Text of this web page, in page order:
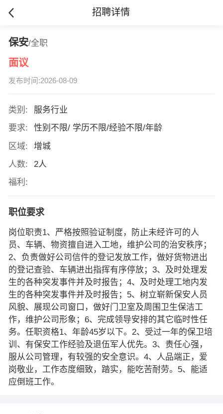
招聘详情
保安/全职
面议
发布时间:2026-08-09
类别:
服务行业
要求:
性别不限/ 学历不限/经验不限/年龄
区域:
增城
人数:
2人
福利:
职位要求
岗位职责1、严格按照验证制度，防止未经许可的人
员、车辆、物资擅自进入工地，维护公司的治安秩序；
2、负责做好公司信件的登记发放工作，做好货物进出
的登记查验、车辆进出指挥有序停放；3、及时处理发
生的各种突发事件并及时报告；4、及时处理工地内发
生的各种突发事件并及时报告；5、树立崭新保安人员
风貌、展现公司窗口，做好门卫室及周围卫生保洁工
作，维护公司形象；6、完成领导安排的其它临时性任
务。任职资格1、年龄45岁以下。2、受过一年的保卫培
训、有保安工作经验及退伍军人优先。3、责任心强，
服从公司管理，有较强的安全意识。4、人品端正，爱
岗敬业，工作态度细致，踏实，能吃苦耐劳。5、能适
应倒班工作。